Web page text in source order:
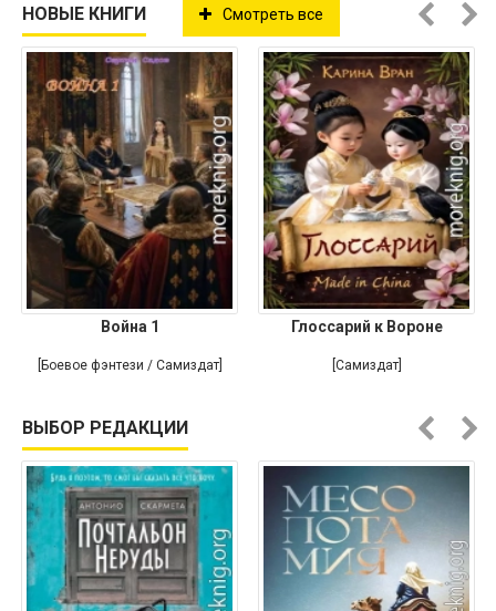
НОВЫЕ КНИГИ Смотреть все
Война 1
[Боевое фэнтези / Самиздат]
Глоссарий к Вороне
[Самиздат]
ВЫБОР РЕДАКЦИИ